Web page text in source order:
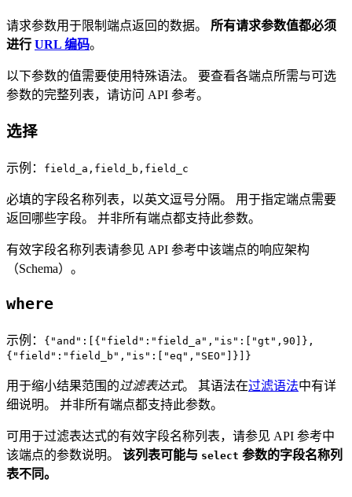
请求参数用于限制端点返回的数据。 所有请求参数值都必须
进行 URL 编码。
以下参数的值需要使用特殊语法。 要查看各端点所需与可选
参数的完整列表，请访问 API 参考。
选择
示例： field_a,field_b,field_c
必填的字段名称列表，以英文逗号分隔。 用于指定端点需要
返回哪些字段。 并非所有端点都支持此参数。
有效字段名称列表请参见 API 参考中该端点的响应架构
（Schema）。
where
示例：
{"and":[{"field":"field_a","is":["gt",90]},
{"field":"field_b","is":["eq","SEO"]}]}
用于缩小结果范围的过滤表达式。 其语法在过滤语法中有详
细说明。 并非所有端点都支持此参数。
可用于过滤表达式的有效字段名称列表，请参见 API 参考中
该端点的参数说明。 该列表可能与 select 参数的字段名称列
表不同。